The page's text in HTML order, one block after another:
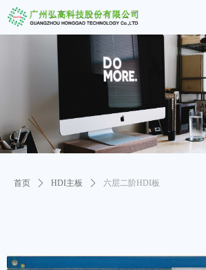
首页 ꄲ HDI主板 ꄲ 六层二阶HDI板